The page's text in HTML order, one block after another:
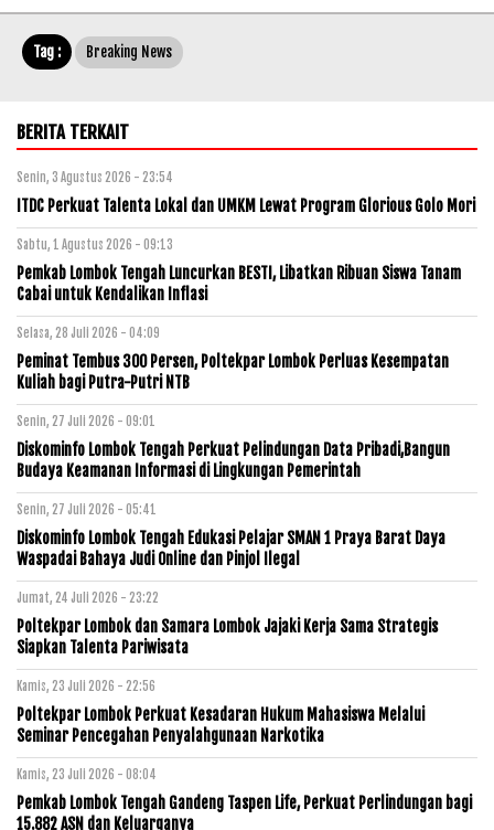
Tag : Breaking News
BERITA TERKAIT
Senin, 3 Agustus 2026 - 23:54
ITDC Perkuat Talenta Lokal dan UMKM Lewat Program Glorious Golo Mori
Sabtu, 1 Agustus 2026 - 09:13
Pemkab Lombok Tengah Luncurkan BESTI, Libatkan Ribuan Siswa Tanam
Cabai untuk Kendalikan Inflasi
Selasa, 28 Juli 2026 - 04:09
Peminat Tembus 300 Persen, Poltekpar Lombok Perluas Kesempatan
Kuliah bagi Putra-Putri NTB
Senin, 27 Juli 2026 - 09:01
Diskominfo Lombok Tengah Perkuat Pelindungan Data Pribadi,Bangun
Budaya Keamanan Informasi di Lingkungan Pemerintah
Senin, 27 Juli 2026 - 05:41
Diskominfo Lombok Tengah Edukasi Pelajar SMAN 1 Praya Barat Daya
Waspadai Bahaya Judi Online dan Pinjol Ilegal
Jumat, 24 Juli 2026 - 23:22
Poltekpar Lombok dan Samara Lombok Jajaki Kerja Sama Strategis
Siapkan Talenta Pariwisata
Kamis, 23 Juli 2026 - 22:56
Poltekpar Lombok Perkuat Kesadaran Hukum Mahasiswa Melalui
Seminar Pencegahan Penyalahgunaan Narkotika
Kamis, 23 Juli 2026 - 08:04
Pemkab Lombok Tengah Gandeng Taspen Life, Perkuat Perlindungan bagi
15.882 ASN dan Keluarganya